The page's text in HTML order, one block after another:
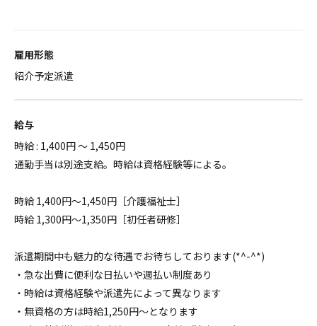
雇用形態
紹介予定派遣
給与
時給 : 1,400円 ～ 1,450円
通勤手当は別途支給。時給は資格経験等による。
時給 1,400円～1,450円［介護福祉士］
時給 1,300円～1,350円［初任者研修］
派遣期間中も魅力的な待遇でお待ちしております(*^-^*)
・急な出費に便利な日払いや週払い制度あり
・時給は資格経験や派遣先によって異なります
・無資格の方は時給1,250円～となります